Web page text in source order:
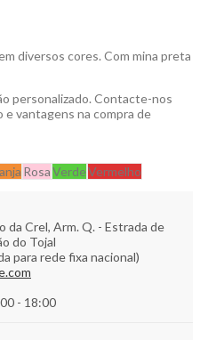
diversos cores. Com mina preta
personalizado. Contacte-nos
e vantagens na compra de
RosaVerdeVermelho
da Crel, Arm. Q. - Estrada de
do Tojal
para rede fixa nacional)
- 18:00